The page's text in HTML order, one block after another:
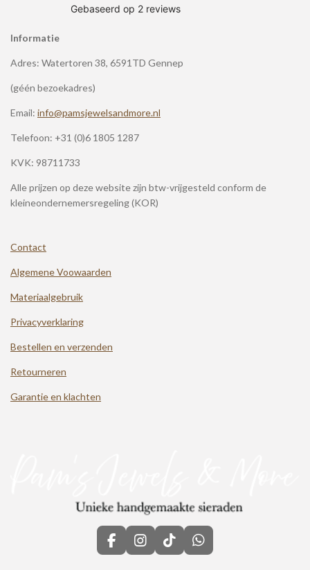
Informatie
Adres: Watertoren 38, 6591TD Gennep
(géén bezoekadres)
Email: info@pamsjewelsandmore.nl
Telefoon: +31 (0)6 1805 1287
KVK: 98711733
Alle prijzen op deze website zijn btw-vrijgesteld conform de
kleineondernemersregeling (KOR)
Contact
Algemene Voowaarden
Materiaalgebruik
Privacyverklaring
Bestellen en verzenden
Retourneren
Garantie en klachten
F
a
I
n
T
i
W
h